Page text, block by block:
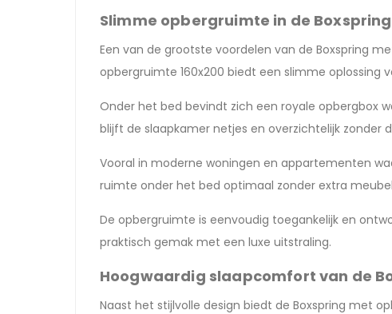
Slimme opbergruimte in de
Een van de grootste voordelen van de Boxspring
opbergruimte 160x200 biedt een slimme
Onder het bed bevindt zich een royale opbergbox
blijft de slaapkamer netjes en overzichtelijk zonder
Vooral in moderne woningen en appartementen
ruimte onder het bed optimaal zonder extra
De opbergruimte is eenvoudig toegankelijk en
praktisch gemak met een luxe uitstraling.
Hoogwaardig slaapcomfort van de
Naast het stijlvolle design biedt de Boxspring met